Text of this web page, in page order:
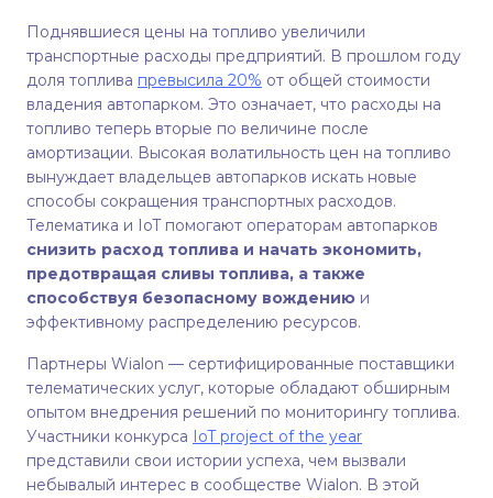
Поднявшиеся цены на топливо увеличили
транспортные расходы предприятий. В прошлом году
доля топлива превысила 20% от общей стоимости
владения автопарком. Это означает, что расходы на
топливо теперь вторые по величине после
амортизации. Высокая волатильность цен на топливо
вынуждает владельцев автопарков искать новые
способы сокращения транспортных расходов.
Телематика и IoT помогают операторам автопарков
снизить расход топлива и начать экономить,
предотвращая сливы топлива, а также
способствуя безопасному вождению и
эффективному распределению ресурсов.
Партнеры Wialon — сертифицированные поставщики
телематических услуг, которые обладают обширным
опытом внедрения решений по мониторингу топлива.
Участники конкурса IoT project of the year
представили свои истории успеха, чем вызвали
небывалый интерес в сообществе Wialon. В этой